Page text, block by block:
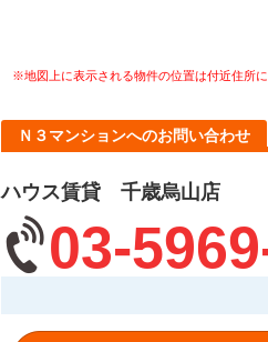
※地図上に表示される物件の位置は付近住所
Ｎ３マンションへのお問い合わせ
ハウス賃貸 千歳烏山店
03-